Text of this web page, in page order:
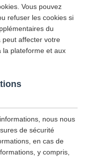
Vous pouvez
refuser les cookies si
du
peut affecter votre
la plateforme et aux
nous nous
de sécurité
en cas de
y compris,